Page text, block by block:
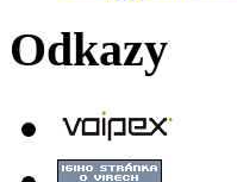
Odkazy